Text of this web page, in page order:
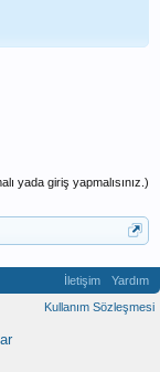
yada giriş yapmalısınız.)
İletişim
Yardım
Kullanım Sözleşmesi